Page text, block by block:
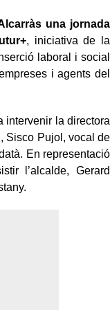
una jornada
, iniciativa de la
laboral i social
i agents del
intervenir la directora
Sisco Pujol, vocal de
En representació
l’alcalde, Gerard